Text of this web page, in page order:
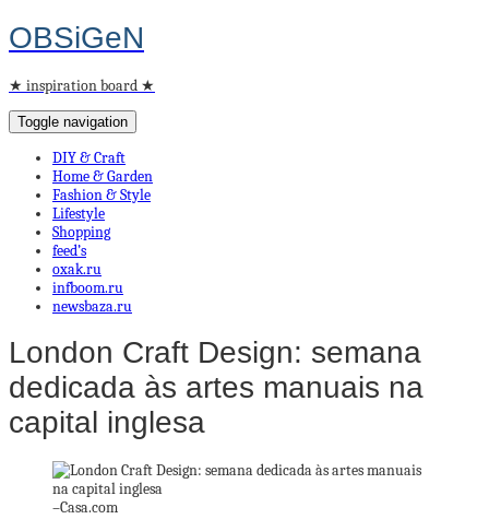
OBSiGeN
★ inspiration board ★
Toggle navigation
DIY & Craft
Home & Garden
Fashion & Style
Lifestyle
Shopping
feed’s
oxak.ru
infboom.ru
newsbaza.ru
London Craft Design: semana
dedicada às artes manuais na
capital inglesa
–Casa.com